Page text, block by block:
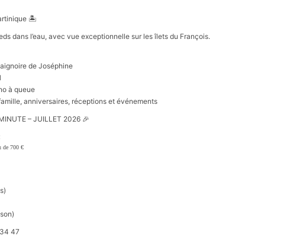
🏝️
dans l’eau, avec vue exceptionnelle sur les îlets du François.
de Joséphine
à queue
anniversaires, réceptions et événements
– JUILLET 2026 🎉
de 700 €
47